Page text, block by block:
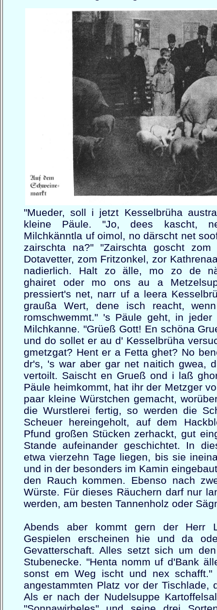
"Mueder, soll i jetzt Kesselbrüha
kleine Päule. "Jo, dees kascht,
Milchkänntla uf oimol, no därscht net
zairschta na?" "Zairschta goscht
Dotavetter, zom Fritzonkel, zor
nadierlich. Halt zo älle, mo zo de
ghairet oder mo ons au a
pressiert's net, narr uf a leera
graußa Wert, dene isch reacht,
romschwemmt." 's Päule geht, in jeder
Milchkanne. "Grüeß Gott! En schöna
und do sollet er au d' Kesselbrüha
gmetzgat? Hent er a Fetta ghet? No
dr's, 's war aber gar net naitich gwea,
vertoilt. Saischt en Grueß ond i laß
Päule heimkommt, hat ihr der Metzger
paar kleine Würstchen gemacht,
die Wurstlerei fertig, so werden die
Scheuer hereingeholt, auf dem
Pfund großen Stücken zerhackt, gut
Stande aufeinander geschichtet. In
etwa vierzehn Tage liegen, bis sie
und in der besonders im Kamin
den Rauch kommen. Ebenso nach
Würste. Für dieses Räuchern darf nur
werden, am besten Tannenholz oder
Abends aber kommt gern der Herr
Gespielen erscheinen hie und da
Gevatterschaft. Alles setzt sich um
Stubenecke. "Henta nomm uf d'Bank
sonst em Weg ischt und nex schafft."
angestammten Platz vor der Tischlade,
Als er nach der Nudelsuppe